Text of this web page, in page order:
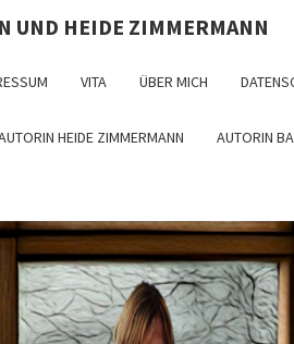
UND HEIDE ZIMMERMANN
VITA ÜBER MICH
HEIDE ZIMMERMANN AUTORIN